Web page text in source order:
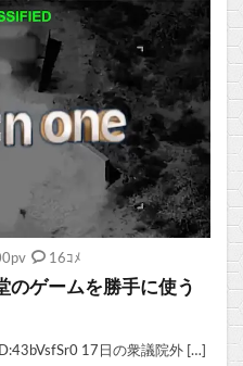
pv 16ｺﾒ
のゲームを勝手に使う
17日の衆議院外 […]